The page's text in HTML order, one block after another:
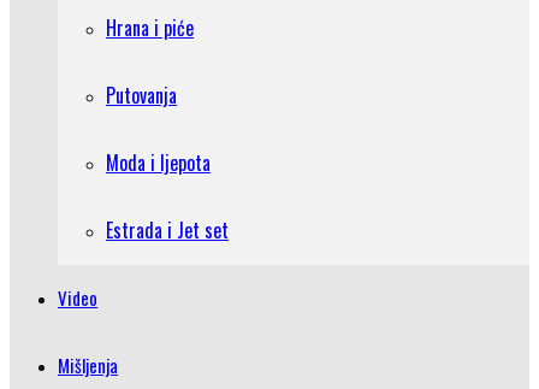
Hrana i piće
Putovanja
Moda i ljepota
Estrada i Jet set
Video
Mišljenja